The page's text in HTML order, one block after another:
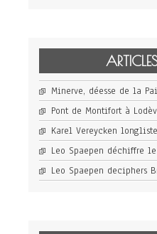
Minerve, déesse de la
Pont de Montifort à
Karel Vereycken
Leo Spaepen déchiffre
Leo Spaepen deciphers